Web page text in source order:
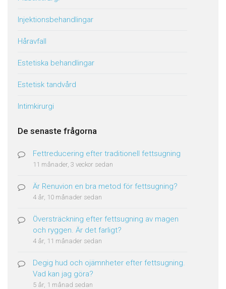
Injektionsbehandlingar
Håravfall
Estetiska behandlingar
Estetisk tandvård
Intimkirurgi
De senaste frågorna
Fettreducering efter traditionell fettsugning
11 månader, 3 veckor sedan
Är Renuvion en bra metod för fettsugning?
4 år, 10 månader sedan
Översträckning efter fettsugning av magen
och ryggen. Är det farligt?
4 år, 11 månader sedan
Degig hud och ojämnheter efter fettsugning.
Vad kan jag göra?
5 år, 1 månad sedan